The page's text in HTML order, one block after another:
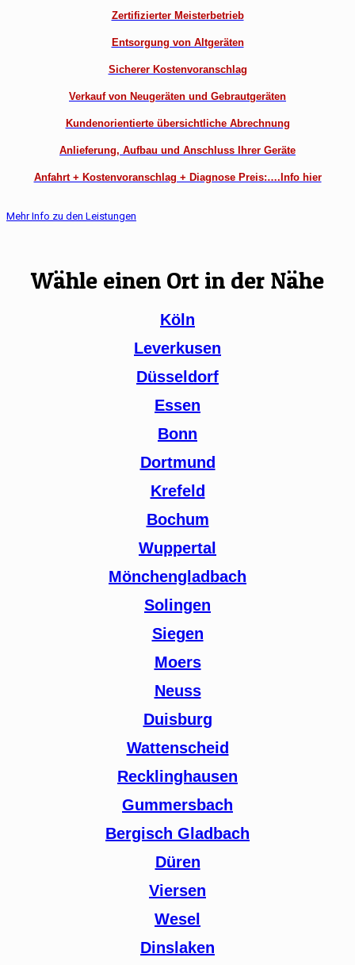
Zertifizierter Meisterbetrieb
Entsorgung von Altgeräten
Sicherer Kostenvoranschlag
Verkauf von Neugeräten und Gebrautgeräten
Kundenorientierte übersichtliche Abrechnung
Anlieferung, Aufbau und Anschluss Ihrer Geräte
Anfahrt + Kostenvoranschlag + Diagnose Preis:….Info hier
Mehr Info zu den Leistungen
Wähle einen Ort in der Nähe
Köln
Leverkusen
Düsseldorf
Essen
Bonn
Dortmund
Krefeld
Bochum
Wuppertal
Mönchengladbach
Solingen
Siegen
Moers
Neuss
Duisburg
Wattenscheid
Recklinghausen
Gummersbach
Bergisch Gladbach
Düren
Viersen
Wesel
Dinslaken